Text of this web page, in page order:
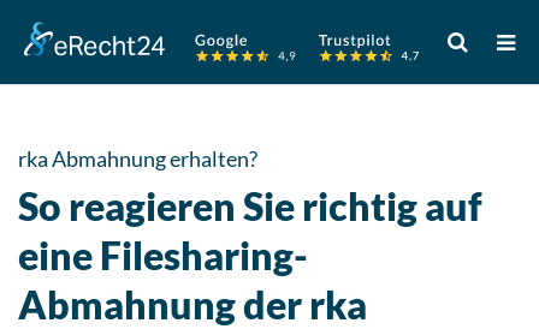
Verwende
die
Pfeile
unten,
rka Abmahnung erhalten?
So reagieren Sie richtig auf
eine Filesharing-
Abmahnung der rka